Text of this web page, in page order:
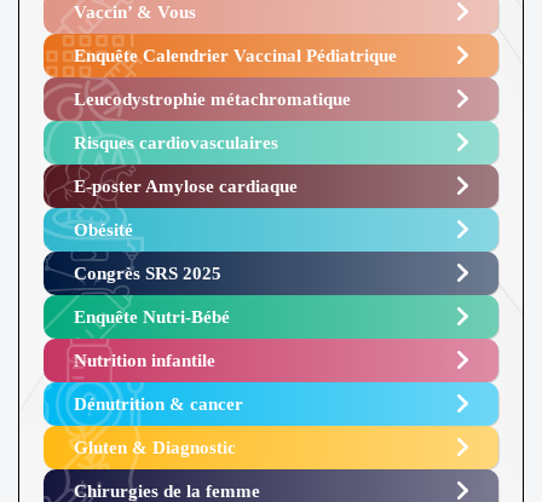
Vaccin’ & Vous
Enquête Calendrier Vaccinal Pédiatrique
Leucodystrophie métachromatique
Risques cardiovasculaires
E-poster Amylose cardiaque ​
Obésité ​
Congrès SRS 2025 ​
Enquête Nutri-Bébé ​
Nutrition infantile
Dénutrition & cancer
Gluten & Diagnostic
Chirurgies de la femme